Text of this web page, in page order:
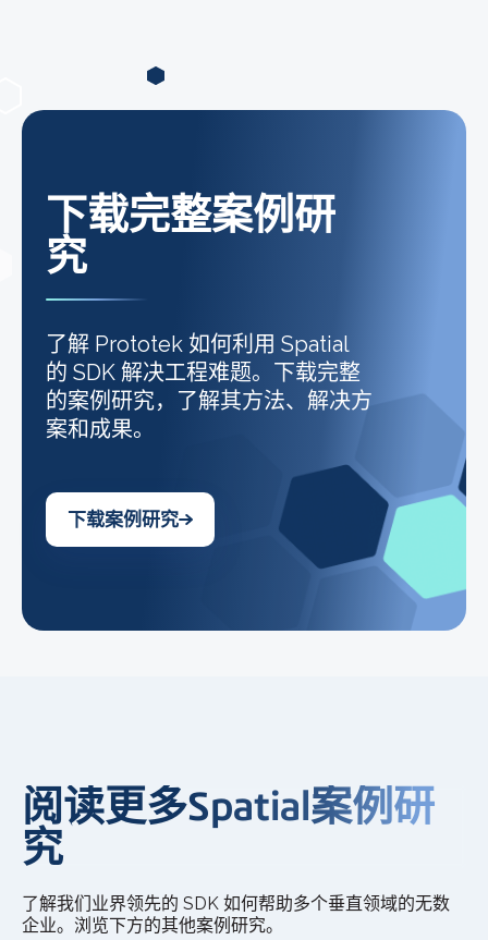
下载完整案例研
究
了解 Prototek 如何利用 Spatial
的 SDK 解决工程难题。下载完整
的案例研究，了解其方法、解决方
案和成果。
下载案例研究
阅读更多Spatial案例研
究
了解我们业界领先的 SDK 如何帮助多个垂直领域的无数
企业。浏览下方的其他案例研究。